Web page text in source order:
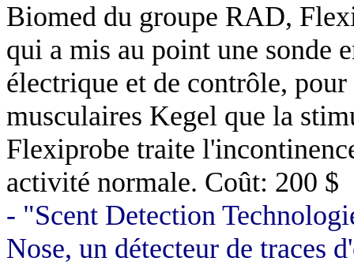
Biomed du groupe RAD,
qui a mis au point une sonde
électrique et de contrôle,
musculaires Kegel que la
Flexiprobe traite
activité normale. Coût: 200 $
- "Scent Detection
Nose, un détecteur de traces